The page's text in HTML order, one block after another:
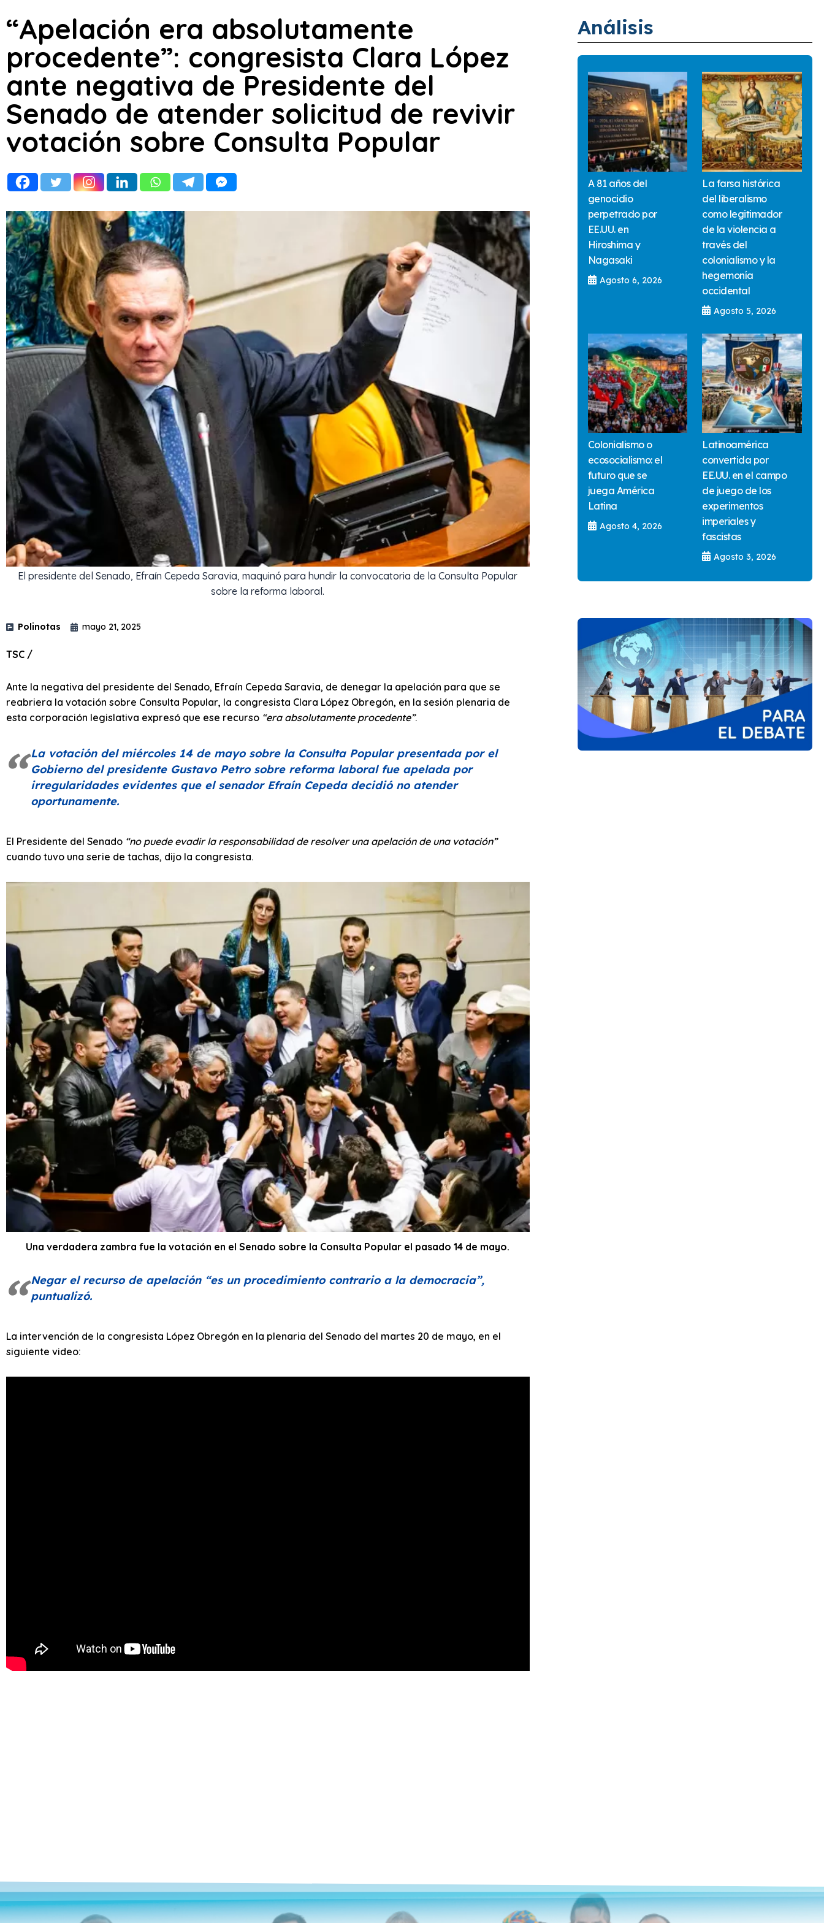
“Apelación era absolutamente
procedente”: congresista Clara López
ante negativa de Presidente del
Senado de atender solicitud de revivir
votación sobre Consulta Popular
El presidente del Senado, Efraín Cepeda Saravia, maquinó para hundir la convocatoria de la Consulta Popular
sobre la reforma laboral.
Polinotas mayo 21, 2025
TSC /
Ante la negativa del presidente del Senado, Efraín Cepeda Saravia, de denegar la apelación para que se
reabriera la votación sobre Consulta Popular, la congresista Clara López Obregón, en la sesión plenaria de
esta corporación legislativa expresó que ese recurso “era absolutamente procedente”.
La votación del miércoles 14 de mayo sobre la Consulta Popular presentada por el
Gobierno del presidente Gustavo Petro sobre reforma laboral fue apelada por
irregularidades evidentes que el senador Efraín Cepeda decidió no atender
oportunamente.
El Presidente del Senado “no puede evadir la responsabilidad de resolver una apelación de una votación”
cuando tuvo una serie de tachas, dijo la congresista.
Una verdadera zambra fue la votación en el Senado sobre la Consulta Popular el pasado 14 de mayo.
Negar el recurso de apelación “es un procedimiento contrario a la democracia”,
puntualizó.
La intervención de la congresista López Obregón en la plenaria del Senado del martes 20 de mayo, en el
siguiente video:
Análisis
A 81 años del
genocidio
perpetrado por
EE.UU. en
Hiroshima y
Nagasaki
Agosto 6, 2026
La farsa histórica
del liberalismo
como legitimador
de la violencia a
través del
colonialismo y la
hegemonía
occidental
Agosto 5, 2026
Colonialismo o
ecosocialismo: el
futuro que se
juega América
Latina
Agosto 4, 2026
Latinoamérica
convertida por
EE.UU. en el campo
de juego de los
experimentos
imperiales y
fascistas
Agosto 3, 2026